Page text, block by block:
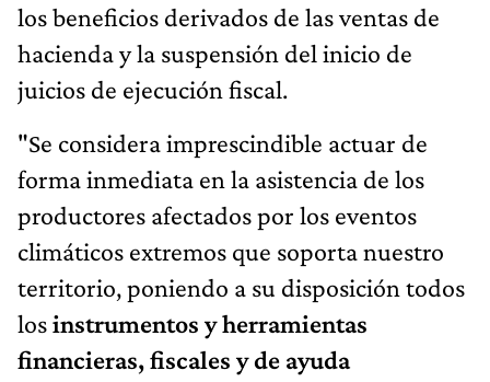
los beneficios derivados de las ventas de
hacienda y la suspensión del inicio de
juicios de ejecución fiscal.
"Se considera imprescindible actuar de
forma inmediata en la asistencia de los
productores afectados por los eventos
climáticos extremos que soporta nuestro
territorio, poniendo a su disposición todos
losinstrumentos y herramientas
financieras, fiscales y de ayuda